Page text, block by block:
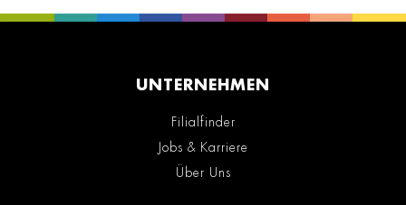
UNTERNEHMEN
Filialfinder
Jobs & Karriere
Über Uns